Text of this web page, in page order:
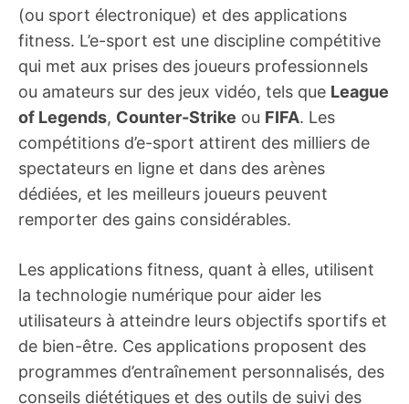
(ou sport électronique) et des applications
fitness. L’e-sport est une discipline compétitive
qui met aux prises des joueurs professionnels
ou amateurs sur des jeux vidéo, tels que League
of Legends, Counter-Strike ou FIFA. Les
compétitions d’e-sport attirent des milliers de
spectateurs en ligne et dans des arènes
dédiées, et les meilleurs joueurs peuvent
remporter des gains considérables.
Les applications fitness, quant à elles, utilisent
la technologie numérique pour aider les
utilisateurs à atteindre leurs objectifs sportifs et
de bien-être. Ces applications proposent des
programmes d’entraînement personnalisés, des
conseils diététiques et des outils de suivi des